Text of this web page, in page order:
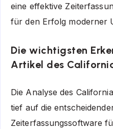
eine effektive
für den Erfolg moderner
Die wichtigsten
Artikel des
Die Analyse des
tief auf die
Zeiterfassungssoftware